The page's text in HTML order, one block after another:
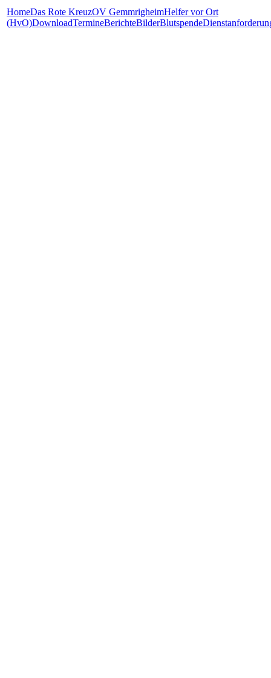
HomeDas Rote KreuzOV GemmrigheimHelfer vor Ort
(HvO)DownloadTermineBerichteBilderBlutspende